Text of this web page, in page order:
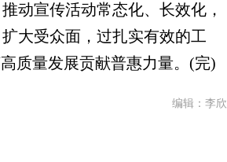
宣传活动常态化、长效化，
大受众面，过扎实有效的工
质量发展贡献普惠力量。(完)
编辑：李欣